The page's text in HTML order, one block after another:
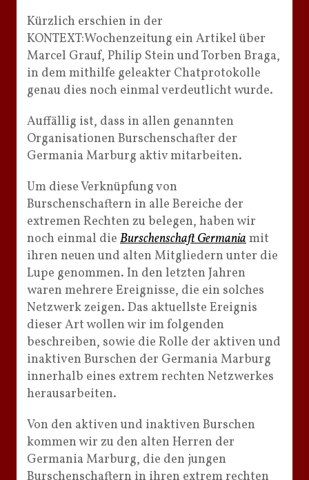
Kürzlich erschien in der
KONTEXT:Wochenzeitung ein Artikel über
Marcel Grauf, Philip Stein und Torben Braga,
in dem mithilfe geleakter Chatprotokolle
genau dies noch einmal verdeutlicht wurde.
Auffällig ist, dass in allen genannten
Organisationen Burschenschafter der
Germania Marburg aktiv mitarbeiten.
Um diese Verknüpfung von
Burschenschaftern in alle Bereiche der
extremen Rechten zu belegen, haben wir
noch einmal die Burschenschaft Germaniamit
ihren neuen und alten Mitgliedern unter die
Lupe genommen. In den letzten Jahren
waren mehrere Ereignisse, die ein solches
Netzwerk zeigen. Das aktuellste Ereignis
dieser Art wollen wir im folgenden
beschreiben, sowie die Rolle der aktiven und
inaktiven Burschen der Germania Marburg
innerhalb eines extrem rechten Netzwerkes
herausarbeiten.
Von den aktiven und inaktiven Burschen
kommen wir zu den alten Herren der
Germania Marburg, die den jungen